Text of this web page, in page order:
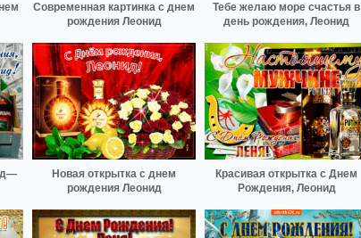
Современная картинка с днем
рождения Леонид
Тебе желаю море счастья в
день рождения, Леонид
Новая открытка с днем
рождения Леонид
Красивая открытка с Днем
Рождения, Леонид